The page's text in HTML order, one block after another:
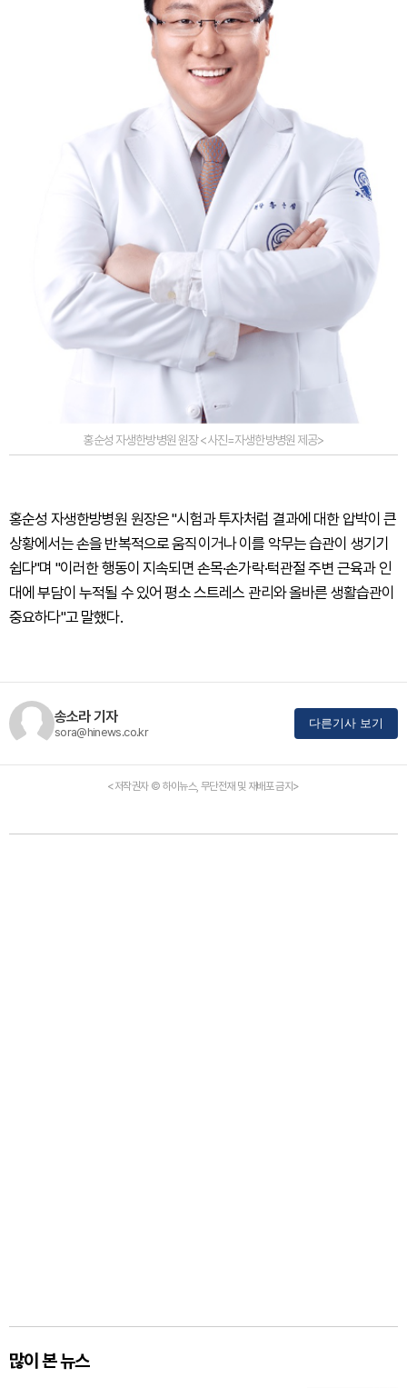
홍순성 자생한방병원 원장 <사진=자생한방병원 제공>
홍순성 자생한방병원 원장은 "시험과 투자처럼 결과에 대한 압박이 큰
상황에서는 손을 반복적으로 움직이거나 이를 악무는 습관이 생기기
쉽다"며 "이러한 행동이 지속되면 손목·손가락·턱관절 주변 근육과 인
대에 부담이 누적될 수 있어 평소 스트레스 관리와 올바른 생활습관이
중요하다"고 말했다.
송소라 기자
sora@hinews.co.kr
다른기사 보기
<저작권자 © 하이뉴스, 무단전재 및 재배포 금지>
많이 본 뉴스